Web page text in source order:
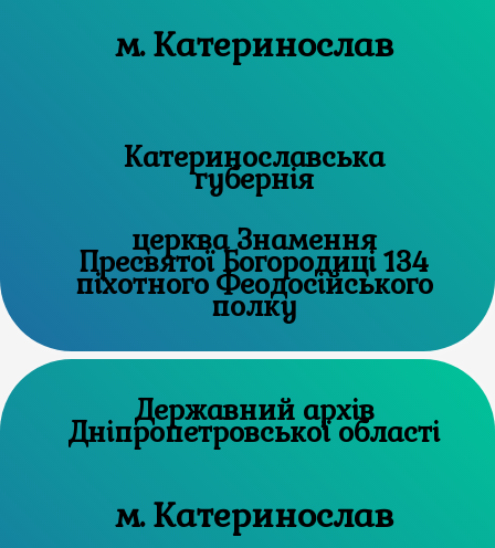
м. Катеринослав
Катеринославська
губернія
церква Знамення
Пресвятої Богородиці 134
піхотного Феодосійського
полку
Державний архів
Дніпропетровської області
м. Катеринослав